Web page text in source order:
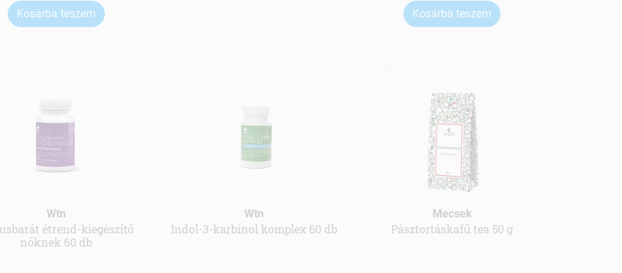
Kosárba teszem Kosárba teszem
Wtn
étrend-kiegészítő
nőknek 60 db
Wtn
Indol-3-karbinol komplex 60 db
Mecsek
Pásztortáskafű tea 50 g